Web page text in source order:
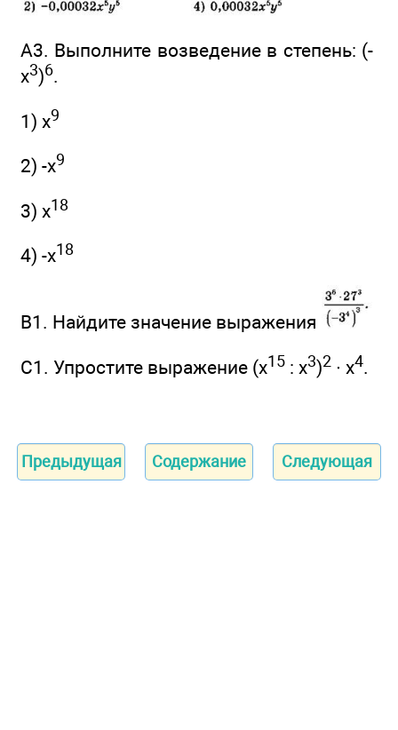
А3. Выполните возведение в степень: (-
х3)6.
1) х9
2) -х9
3) х18
4) -x18
В1. Найдите значение выражения
С1. Упростите выражение (x15 : х3)2 ∙ х4.
Предыдущая Содержание Следующая